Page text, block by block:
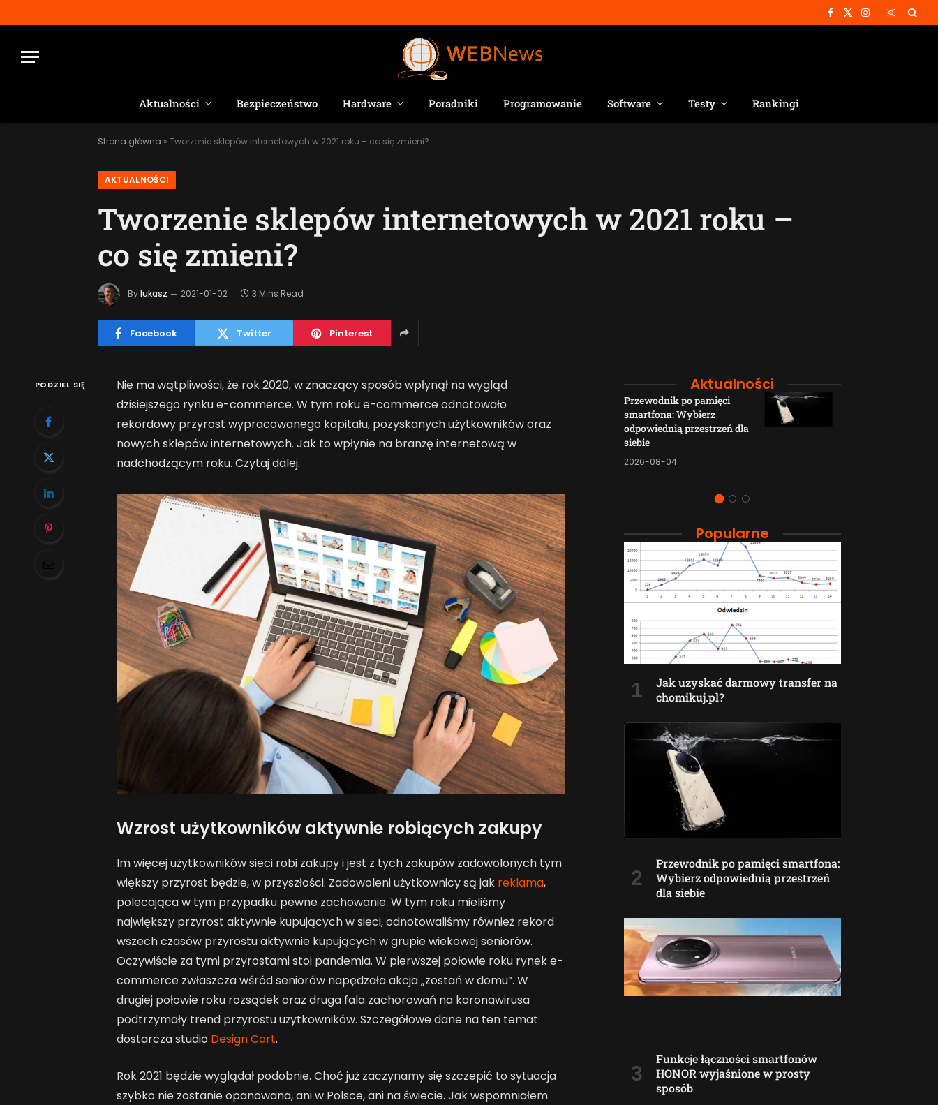
Facebook
X
Instagram
Aktualności Bezpieczeństwo Hardware Poradniki Programowanie Software Testy Rankingi
Strona główna » Tworzenie sklepów internetowych w 2021 roku – co się zmieni?
AKTUALNOŚCI
Tworzenie sklepów internetowych w 2021 roku –
co się zmieni?
By lukasz 2021-01-02 3 Mins Read
Facebook Twitter Pinterest
PODZIEL SIĘ
Nie ma wątpliwości, że rok 2020, w znaczący sposób wpłynął na wygląd
dzisiejszego rynku e-commerce. W tym roku e-commerce odnotowało
rekordowy przyrost wypracowanego kapitału, pozyskanych użytkowników oraz
nowych sklepów internetowych. Jak to wpłynie na branżę internetową w
nadchodzącym roku. Czytaj dalej.
Wzrost użytkowników aktywnie robiących zakupy
Im więcej użytkowników sieci robi zakupy i jest z tych zakupów zadowolonych tym
większy przyrost będzie, w przyszłości. Zadowoleni użytkownicy są jak reklama,
polecająca w tym przypadku pewne zachowanie. W tym roku mieliśmy
największy przyrost aktywnie kupujących w sieci, odnotowaliśmy również rekord
wszech czasów przyrostu aktywnie kupujących w grupie wiekowej seniorów.
Oczywiście za tymi przyrostami stoi pandemia. W pierwszej połowie roku rynek e-
commerce zwłaszcza wśród seniorów napędzała akcja „zostań w domu”. W
drugiej połowie roku rozsądek oraz druga fala zachorowań na koronawirusa
podtrzymały trend przyrostu użytkowników. Szczegółowe dane na ten temat
dostarcza studio Design Cart.
Rok 2021 będzie wyglądał podobnie. Choć już zaczynamy się szczepić to sytuacja
szybko nie zostanie opanowana, ani w Polsce, ani na świecie. Jak wspomniałem
Aktualności
Jak AI zmienia e-
2026-04-27
Przewodnik po pamięci
smartfona: Wybierz
odpowiednią przestrzeń dla
siebie
2026-08-04
Popularne
Jak uzyskać darmowy transfer na
chomikuj.pl?
Przewodnik po pamięci smartfona:
Wybierz odpowiednią przestrzeń
dla siebie
Funkcje łączności smartfonów
HONOR wyjaśnione w prosty
sposób